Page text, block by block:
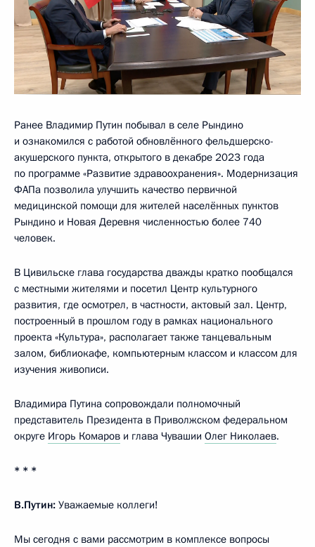
Ранее Владимир Путин побывал в селе Рындино
и ознакомился с работой обновлённого фельдшерско-
акушерского пункта, открытого в декабре 2023 года
по программе «Развитие здравоохранения». Модернизация
ФАПа позволила улучшить качество первичной
медицинской помощи для жителей населённых пунктов
Рындино и Новая Деревня численностью более 740
человек.
В Цивильске глава государства дважды кратко пообщался
с местными жителями и посетил Центр культурного
развития, где осмотрел, в частности, актовый зал. Центр,
построенный в прошлом году в рамках национального
проекта «Культура», располагает также танцевальным
залом, библиокафе, компьютерным классом и классом для
изучения живописи.
Владимира Путина сопровождали полномочный
представитель Президента в Приволжском федеральном
округе Игорь Комаров и глава Чувашии Олег Николаев.
* * *
В.Путин: Уважаемые коллеги!
Мы сегодня с вами рассмотрим в комплексе вопросы